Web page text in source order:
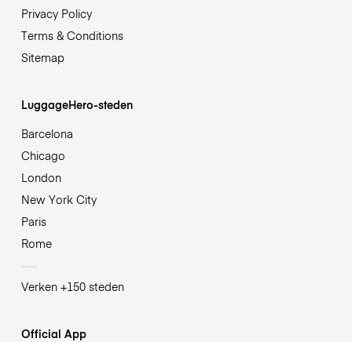
Privacy Policy
Terms & Conditions
Sitemap
LuggageHero-steden
Barcelona
Chicago
London
New York City
Paris
Rome
Verken +150 steden
Official App